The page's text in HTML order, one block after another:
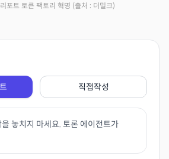
포트 토큰 팩토리 혁명 (출처 : 더밀크)
직접작성
놓치지 마세요. 토론 에이전트가